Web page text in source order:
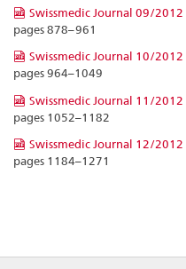
Swissmedic Journal 09/2012
pages 878–961
Swissmedic Journal 10/2012
pages 964–1049
Swissmedic Journal 11/2012
pages 1052–1182
Swissmedic Journal 12/2012
pages 1184–1271